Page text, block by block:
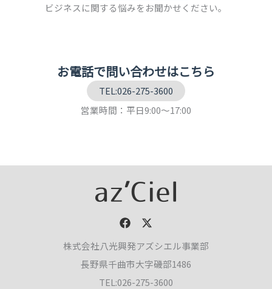
ビジネスに関する悩みをお聞かせください。
お電話で問い合わせはこちら
TEL:026-275-3600
営業時間：平日9:00～17:00
株式会社八光興発アズシエル事業部
長野県千曲市大字磯部1486
TEL:026-275-3600